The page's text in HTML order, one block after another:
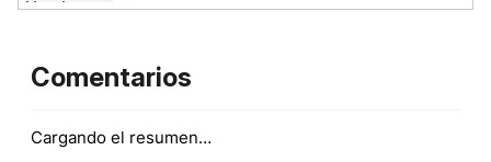
Comentarios
Cargando el resumen…